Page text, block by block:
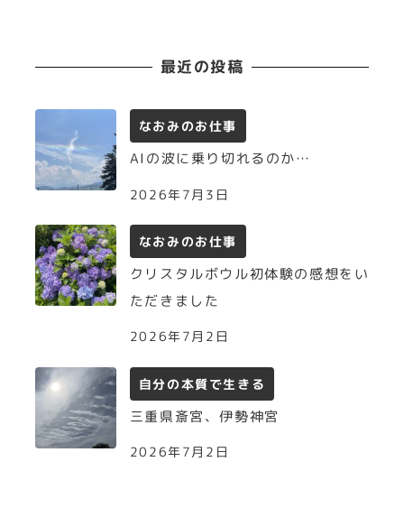
最近の投稿
なおみのお仕事
AIの波に乗り切れるのか…
2026年7月3日
なおみのお仕事
クリスタルボウル初体験の感想をい
ただきました
2026年7月2日
自分の本質で生きる
三重県斎宮、伊勢神宮
2026年7月2日